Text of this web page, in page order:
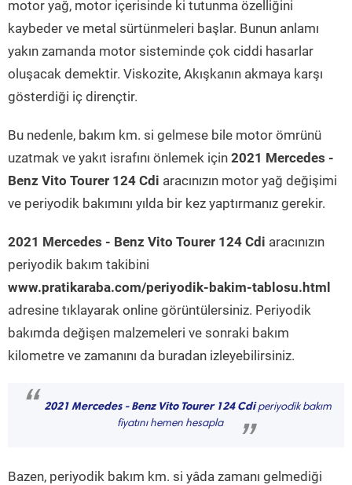
motor yağ, motor içerisinde ki tutunma özelliğini
kaybeder ve metal sürtünmeleri başlar. Bunun anlamı
yakın zamanda motor sisteminde çok ciddi hasarlar
oluşacak demektir. Viskozite, Akışkanın akmaya karşı
gösterdiği iç dirençtir.
Bu nedenle, bakım km. si gelmese bile motor ömrünü
uzatmak ve yakıt israfını önlemek için 2021 Mercedes -
Benz Vito Tourer 124 Cdi aracınızın motor yağ değişimi
ve periyodik bakımını yılda bir kez yaptırmanız gerekir.
2021 Mercedes - Benz Vito Tourer 124 Cdi aracınızın
periyodik bakım takibini
www.pratikaraba.com/periyodik-bakim-tablosu.html
adresine tıklayarak online görüntülersiniz. Periyodik
bakımda değişen malzemeleri ve sonraki bakım
kilometre ve zamanını da buradan izleyebilirsiniz.
“ 2021 Mercedes - Benz Vito Tourer 124 Cdiperiyodik bakım
fiyatını hemen hesapla
”
Bazen, periyodik bakım km. si yâda zamanı gelmediği